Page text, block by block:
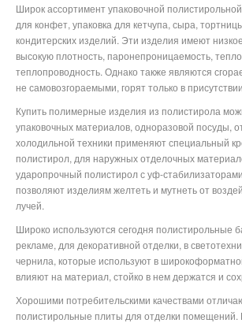
Широк ассортимент упаковочной
для конфет, упаковка для кетчупа, сыра,
кондитерских изделий. Эти изделия имеют
высокую плотность, паронепроницаемость,
теплопроводность. Однако также являются
не самовозгораемыми, горят только в
Купить полимерные изделия из полистирола
упаковочных материалов, одноразовой посуды,
холодильной техники применяют специальный
полистирол, для наружных отделочных
ударопрочный полистирол с уф-
позволяют изделиям желтеть и мутнеть от
лучей.
Широко используются сегодня полистирольные
рекламе, для декоративной отделки, в
чернила, которые используют в
влияют на материал, стойко в нем держатся и
Хорошими потребительскими качествами
полистирольные плиты для отделки помещений.